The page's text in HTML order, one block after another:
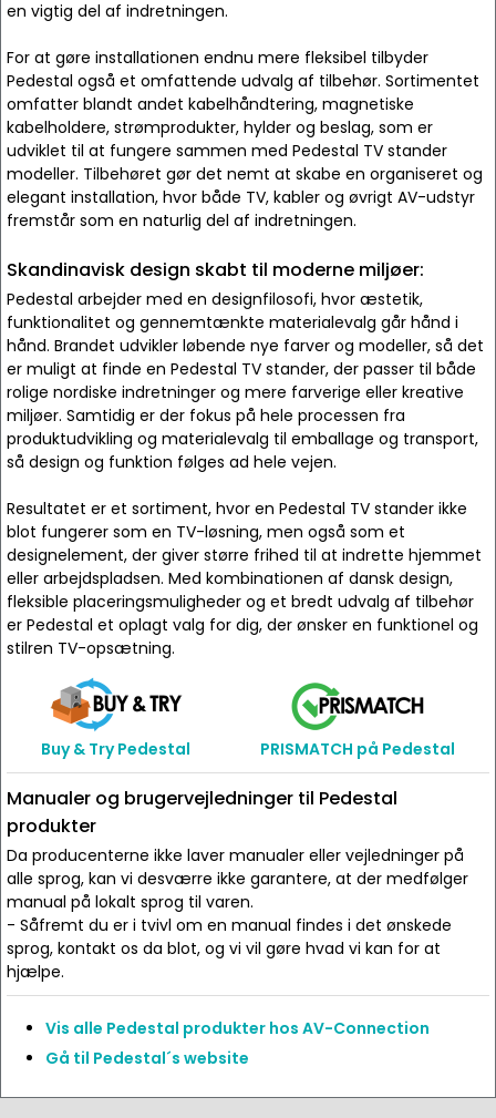
en vigtig del af indretningen.
For at gøre installationen endnu mere fleksibel tilbyder
Pedestal også et omfattende udvalg af tilbehør. Sortimentet
omfatter blandt andet kabelhåndtering, magnetiske
kabelholdere, strømprodukter, hylder og beslag, som er
udviklet til at fungere sammen med Pedestal TV stander
modeller. Tilbehøret gør det nemt at skabe en organiseret og
elegant installation, hvor både TV, kabler og øvrigt AV-udstyr
fremstår som en naturlig del af indretningen.
Skandinavisk design skabt til moderne miljøer:
Pedestal arbejder med en designfilosofi, hvor æstetik,
funktionalitet og gennemtænkte materialevalg går hånd i
hånd. Brandet udvikler løbende nye farver og modeller, så det
er muligt at finde en Pedestal TV stander, der passer til både
rolige nordiske indretninger og mere farverige eller kreative
miljøer. Samtidig er der fokus på hele processen fra
produktudvikling og materialevalg til emballage og transport,
så design og funktion følges ad hele vejen.
Resultatet er et sortiment, hvor en Pedestal TV stander ikke
blot fungerer som en TV-løsning, men også som et
designelement, der giver større frihed til at indrette hjemmet
eller arbejdspladsen. Med kombinationen af dansk design,
fleksible placeringsmuligheder og et bredt udvalg af tilbehør
er Pedestal et oplagt valg for dig, der ønsker en funktionel og
stilren TV-opsætning.
Buy & Try Pedestal PRISMATCH på Pedestal
Manualer og brugervejledninger til Pedestal
produkter
Da producenterne ikke laver manualer eller vejledninger på
alle sprog, kan vi desværre ikke garantere, at der medfølger
manual på lokalt sprog til varen.
- Såfremt du er i tvivl om en manual findes i det ønskede
sprog, kontakt os da blot, og vi vil gøre hvad vi kan for at
hjælpe.
Vis alle Pedestal produkter hos AV-Connection
Gå til Pedestal´s website